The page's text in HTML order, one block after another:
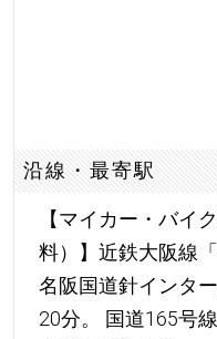
沿線・最寄駅
【マイカー・バイ
料）】近鉄大阪線
名阪国道針インタ
20分。 国道165号